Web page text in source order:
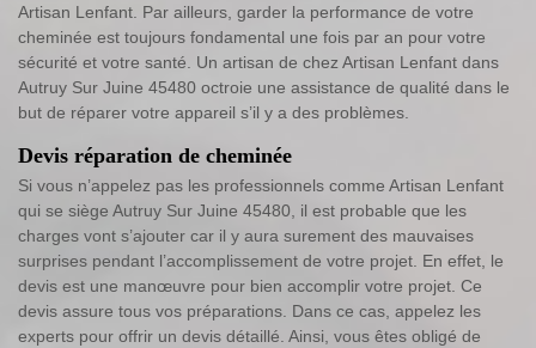
Artisan Lenfant. Par ailleurs, garder la performance de votre
cheminée est toujours fondamental une fois par an pour votre
sécurité et votre santé. Un artisan de chez Artisan Lenfant dans
Autruy Sur Juine 45480 octroie une assistance de qualité dans le
but de réparer votre appareil s’il y a des problèmes.
Devis réparation de cheminée
Si vous n’appelez pas les professionnels comme Artisan Lenfant
qui se siège Autruy Sur Juine 45480, il est probable que les
charges vont s’ajouter car il y aura surement des mauvaises
surprises pendant l’accomplissement de votre projet. En effet, le
devis est une manœuvre pour bien accomplir votre projet. Ce
devis assure tous vos préparations. Dans ce cas, appelez les
experts pour offrir un devis détaillé. Ainsi, vous êtes obligé de